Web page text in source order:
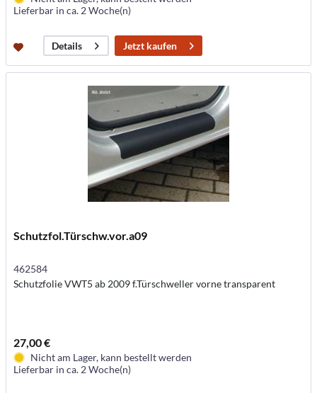
Lieferbar in ca. 2 Woche(n)
Details Jetzt kaufen
Schutzfol.Türschw.vor.a09
462584
Schutzfolie VWT5 ab 2009 f.Türschweller vorne transparent
27,00 €
Nicht am Lager, kann bestellt werden
Lieferbar in ca. 2 Woche(n)